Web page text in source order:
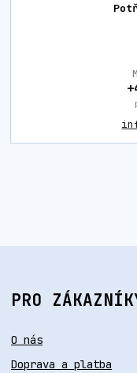
PRO
O nás
Doprava a platba